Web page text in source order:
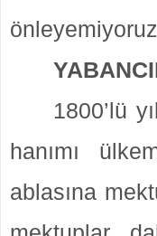
1800’lü
hanımı
ablasına